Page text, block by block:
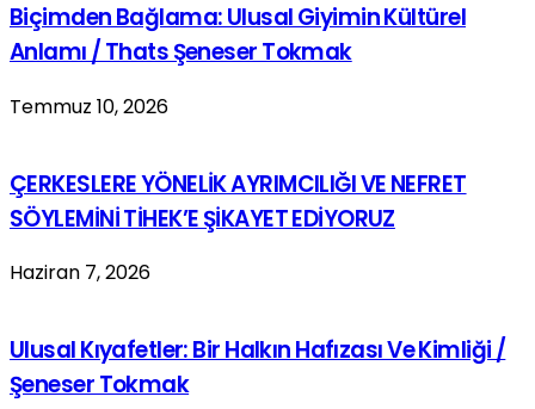
Biçimden Bağlama: Ulusal Giyimin Kültürel
Anlamı / Thats Şeneser Tokmak
Temmuz 10, 2026
ÇERKESLERE YÖNELİK AYRIMCILIĞI VE NEFRET
SÖYLEMİNİ TİHEK’E ŞİKAYET EDİYORUZ
Haziran 7, 2026
Ulusal Kıyafetler: Bir Halkın Hafızası Ve Kimliği /
Şeneser Tokmak